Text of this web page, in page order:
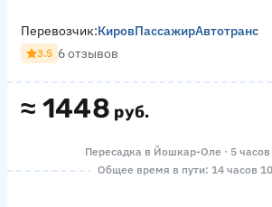
≈ 1448 руб.
Перевозчик:КировПассажирАвтотранс
3.5 6 отзывов
Пересадка в Йошкар-Оле · 5
Общее время в пути: 14 часов